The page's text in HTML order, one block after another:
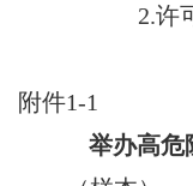
2.许可
附件1-1
举办高危